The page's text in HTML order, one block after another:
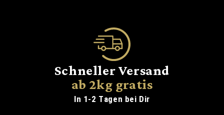
Schneller Versand
ab 2kg gratis
In 1-2 Tagen bei Dir